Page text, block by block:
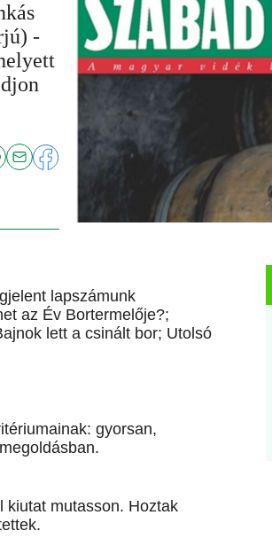
-
lapszámunk
az Év Bortermelője?;
lett a csinált bor; Utolsó
gyorsan,
kiutat mutasson. Hoztak